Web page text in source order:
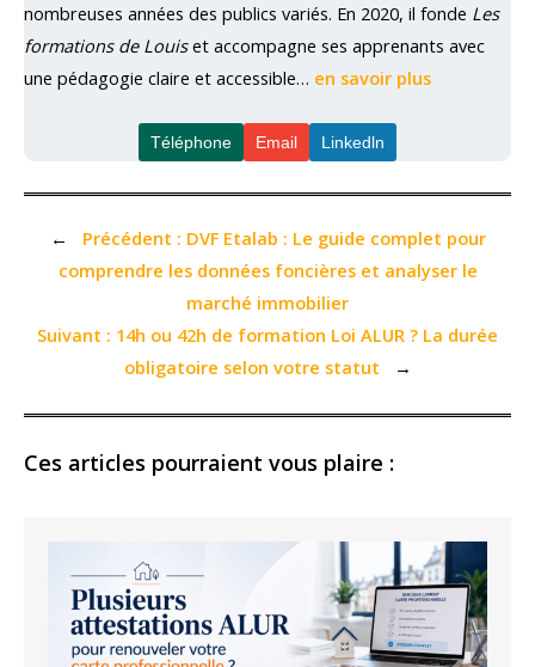
nombreuses années des publics variés. En 2020, il fonde Les
formations de Louiset accompagne ses apprenants avec
une pédagogie claire et accessible… en savoir plus
Téléphone Email Linkedln
← Précédent : DVF Etalab : Le guide complet pour
comprendre les données foncières et analyser le
marché immobilier
Suivant : 14h ou 42h de formation Loi ALUR ? La durée
obligatoire selon votre statut
→
Ces articles pourraient vous plaire :